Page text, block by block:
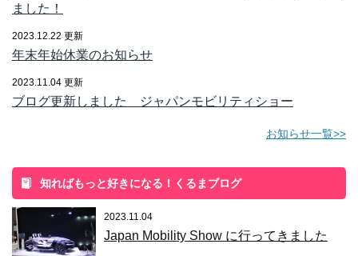
ました！
2023.12.22 更新
年末年始休業のお知らせ
2023.11.04 更新
ブログ更新しました ジャパンモビリティショー
お知らせ一覧>>
知ればもっと好きになる！くるまブログ
2023.11.04
Japan Mobility Show に行ってきました